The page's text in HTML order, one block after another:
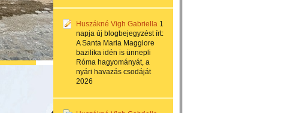
Huszákné Vigh Gabriella 1
napja új blogbejegyzést írt:
A Santa Maria Maggiore
bazilika idén is ünnepli
Róma hagyományát, a
nyári havazás csodáját
2026